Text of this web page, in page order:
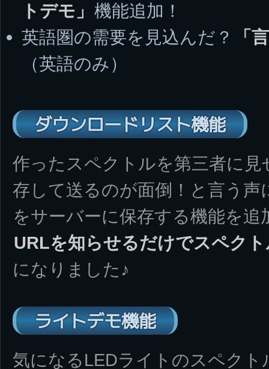
トデモ」 機能追加！
英語圏の需要を見込んだ？
「
（英語のみ）
ダウンロードリスト機能
作ったスペクトルを第三者に
存して送るのが面倒！と言う
をサーバーに保存する機能を
URLを知らせるだけでスペク
になりました♪
ライトデモ機能
気になるLEDライトのスペク